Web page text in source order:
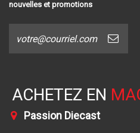
nouvelles et promotions
ACHETEZ EN
Passion Diecast